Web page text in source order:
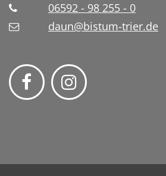
06592 - 98 255 - 0
daun@bistum-trier.de